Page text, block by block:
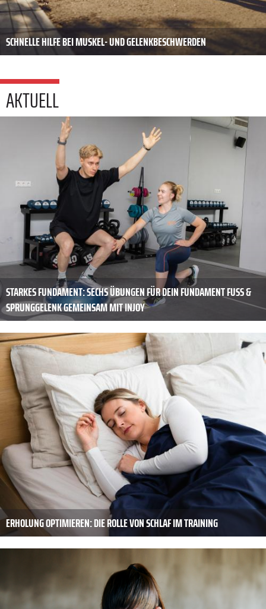
SCHNELLE HILFE BEI MUSKEL- UND GELENKBESCHWERDEN
AKTUELL
STARKES FUNDAMENT: SECHS ÜBUNGEN FÜR DEIN FUNDAMENT FUSS & S
PRUNGGELENK GEMEINSAM MIT INJOY
ERHOLUNG OPTIMIEREN: DIE ROLLE VON SCHLAF IM TRAINING